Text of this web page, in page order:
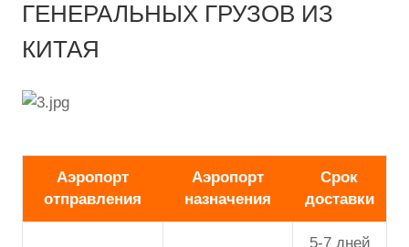
ГЕНЕРАЛЬНЫХ ГРУЗОВ ИЗ
КИТАЯ
Аэропорт
отправления
Аэропорт
назначения
Срок
доставки
5-7 дней